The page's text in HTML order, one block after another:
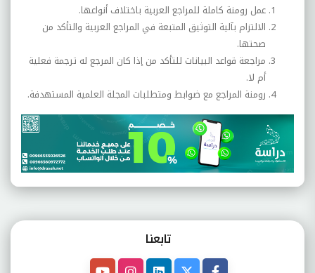
عمل رومنة كاملة للمراجع العربية باختلاف أنواعها.
الالتزام بآلية التوثيق المتبعة في المراجع العربية والتأكد من
صحتها.
مراجعة قواعد البيانات للتأكد من إذا كان المرجع له ترجمة فعلية
أم لا.
رومنة المراجع مع ضوابط ومتطلبات المجلة العلمية المستهدفة.
تابعنـا